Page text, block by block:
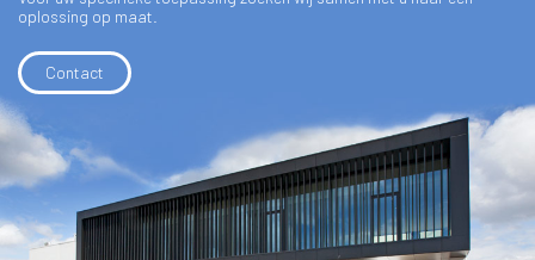
oplossing op maat.
Contact